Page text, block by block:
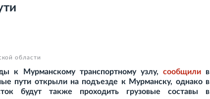
области
к Мурманскому транспортному узлу, сообщилив
пути открыли на подъезде к Мурманску, однако в
будут также проходить грузовые составы в